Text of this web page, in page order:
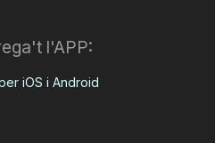
l'APP:
iOS i Android